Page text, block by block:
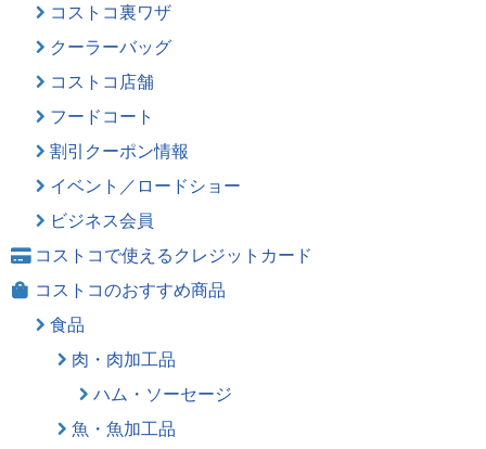
コストコ裏ワザ
クーラーバッグ
コストコ店舗
フードコート
割引クーポン情報
イベント／ロードショー
ビジネス会員
コストコで使えるクレジットカード
コストコのおすすめ商品
食品
肉・肉加工品
ハム・ソーセージ
魚・魚加工品